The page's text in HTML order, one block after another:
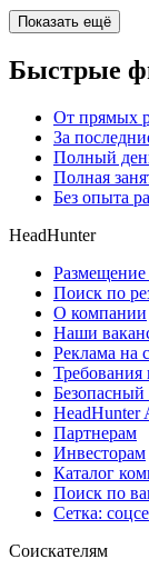
Показать ещё
Быстрые
От прямых
За
Полный
Полная
Без опыта
HeadHunter
Размещение
Поиск по
О компании
Наши
Реклама на
Безопасный
HeadHunter
Партнерам
Инвесторам
Каталог
Поиск по
Сетка:
Соискателям